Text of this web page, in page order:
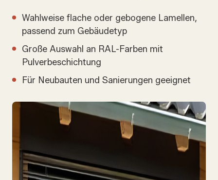
Wahlweise flache oder gebogene Lamellen,
passend zum Gebäudetyp
Große Auswahl an RAL-Farben mit
Pulverbeschichtung
Für Neubauten und Sanierungen geeignet